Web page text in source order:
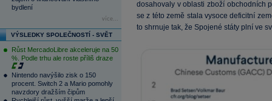
bydlení
více...
VÝSLEDKY SPOLEČNOSTÍ - SVĚT
Růst MercadoLibre akceleruje na 50
%. Podle trhu ale roste příliš draze
Nintendo navýšilo zisk o 150
procent. Switch 2 a Mario pomohly
navzdory dražším čipům
dosahovaly v oblasti zboží obchodních
se z této země stala vysoce deficitní
to shrnuje tak, že Spojené státy plní ve